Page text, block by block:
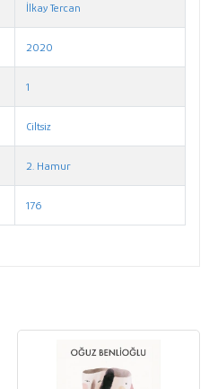
İlkay Tercan
2020
1
Ciltsiz
2. Hamur
176